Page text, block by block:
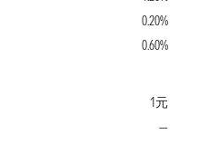
0.20%
0.60%
1元
—